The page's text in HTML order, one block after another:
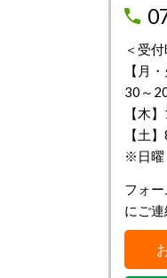
＜受
【月
30～
【木
【土
※日曜
フォ
にご連